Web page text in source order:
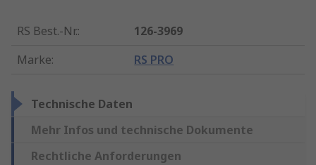
RS Best.-Nr.:
126-3969
Marke: RS PRO
Technische Daten
Mehr Infos und technische Dokumente
Rechtliche Anforderungen